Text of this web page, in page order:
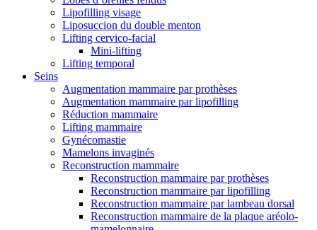
Lipofilling visage
Liposuccion du double menton
Lifting cervico-facial
Mini-lifting
Lifting temporal
Seins
Augmentation mammaire par prothèses
Augmentation mammaire par lipofilling
Réduction mammaire
Lifting mammaire
Gynécomastie
Mamelons invaginés
Reconstruction mammaire
Reconstruction mammaire par prothèses
Reconstruction mammaire par lipofilling
Reconstruction mammaire par lambeau dorsal
Reconstruction mammaire de la plaque aréolo-